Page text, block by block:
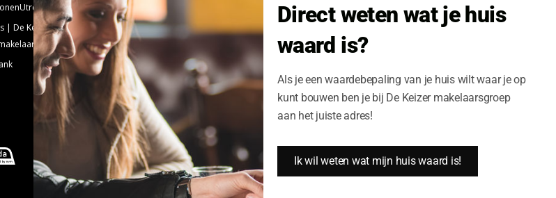
| De Keizer
Emailadres: Volledige Naam:
Schrijf me nu in
Volg ons!
Direct weten wat je huis
waard is?
Als je een waardebepaling van je huis wilt waar je op
kunt bouwen ben je bij De Keizer makelaarsgroep
aan het juiste adres!
Ik wil weten wat mijn huis waard is!